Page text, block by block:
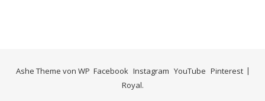
Facebook Instagram YouTube Pinterest
Ashe Theme von WP
Royal.